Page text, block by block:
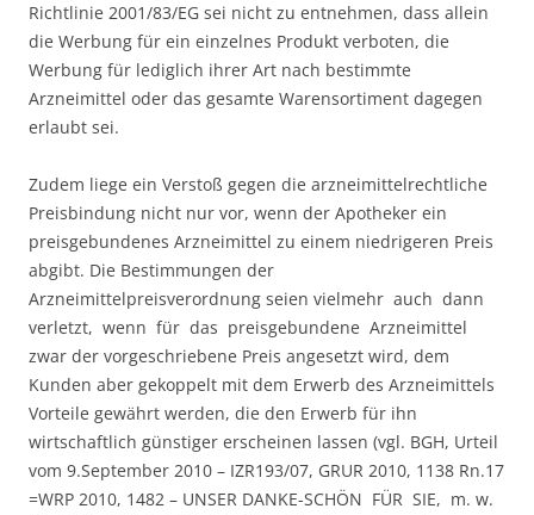
Richtlinie 2001/83/EG sei nicht zu entnehmen, dass allein
die Werbung für ein einzelnes Produkt verboten, die
Werbung für lediglich ihrer Art nach bestimmte
Arzneimittel oder das gesamte Warensortiment dagegen
erlaubt sei.
Zudem liege ein Verstoß gegen die arzneimittelrechtliche
Preisbindung nicht nur vor, wenn der Apotheker ein
preisgebundenes Arzneimittel zu einem niedrigeren Preis
abgibt. Die Bestimmungen der
Arzneimittelpreisverordnung seien vielmehr auch dann
verletzt, wenn für das preisgebundene Arzneimittel
zwar der vorgeschriebene Preis angesetzt wird, dem
Kunden aber gekoppelt mit dem Erwerb des Arzneimittels
Vorteile gewährt werden, die den Erwerb für ihn
wirtschaftlich günstiger erscheinen lassen (vgl. BGH, Urteil
vom 9.September 2010 – IZR193/07, GRUR 2010, 1138 Rn.17
=WRP 2010, 1482 – UNSER DANKE-SCHÖN FÜR SIE, m. w.